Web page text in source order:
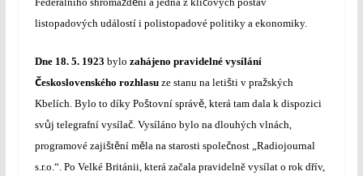
listopadových událostí i polistopadové politiky a ekonomiky.
Dne 18. 5. 1923 bylo zahájeno pravidelné vysílání
Československého rozhlasuze stanu na letišti v pražských
Kbelích. Bylo to díky Poštovní správě, která tam dala k dispozici
svůj telegrafní vysílač. Vysíláno bylo na dlouhých vlnách,
programové zajištění měla na starosti společnost „Radiojournal
s.r.o.“. Po Velké Británii, která začala pravidelněvysílat o rok dřív,